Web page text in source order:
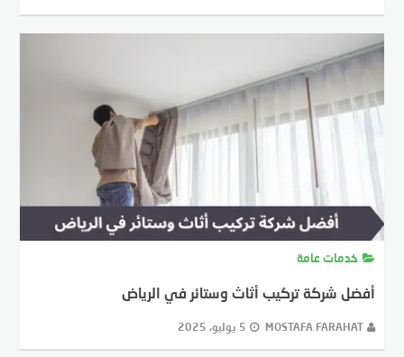
خدمات عامة
أفضل شركة تركيب أثاث وستائر في الرياض
MOSTAFA FARAHAT 5 يوليو، 2025